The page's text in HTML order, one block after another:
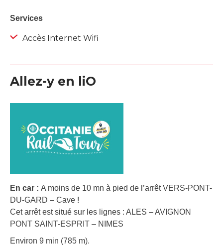
Services
Accès Internet Wifi
Allez-y en liO
En car : A moins de 10 mn à pied de l’arrêt VERS-PONT-
DU-GARD – Cave !
Cet arrêt est situé sur les lignes : ALES – AVIGNON
PONT SAINT-ESPRIT – NIMES
Environ 9 min (785 m).